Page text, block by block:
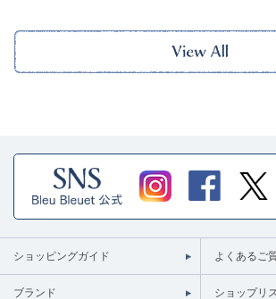
ショッピングガイド よくあるご
ブランド ショップリ